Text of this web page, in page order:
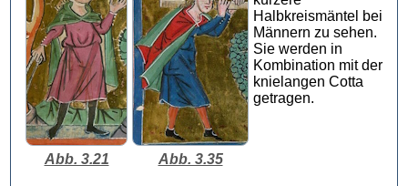
Abb. 3.21 Abb. 3.35
Halbkreismäntel bei
Männern zu sehen.
Sie werden in
Kombination mit der
knielangen Cotta
getragen.